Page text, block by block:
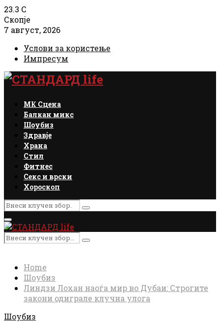
23.3 C
Скопје
7 август, 2026
Услови за користење
Импресум
Facebook
Instagram
Email
Rss
МК Сцена
Балкан микс
Шоубиз
Здравје
Храна
Стил
Фитнес
Секс и врски
Хороскоп
Search
for:
Search
Primary
Menu
Search
for:
Search
Home
Шоубиз
Линдзи Лохан наоѓа мир во Дубаи: Строгите
закони одиграле клучна улога
Шоубиз